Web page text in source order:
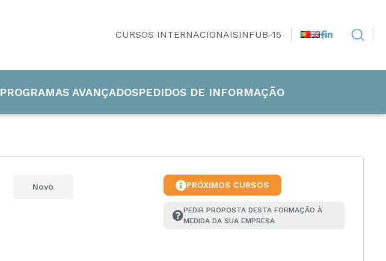
CURSOS INTERNACIONAISINFUB-15
PROGRAMAS AVANÇADOSPEDIDOS DE INFORMAÇÃO
Novo PRÓXIMOS CURSOS
PEDIR PROPOSTA DESTA FORMAÇÃO À
MEDIDA DA SUA EMPRESA